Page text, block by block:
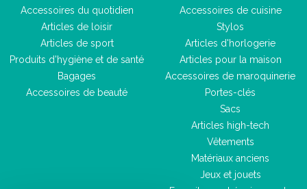
Accessoires du quotidien
Articles de loisir
Articles de sport
Produits d'hygiène et de santé
Bagages
Accessoires de beauté
Accessoires de cuisine
Stylos
Articles d'horlogerie
Articles pour la maison
Accessoires de maroquinerie
Portes-clés
Sacs
Articles high-tech
Vêtements
Matériaux anciens
Jeux et jouets